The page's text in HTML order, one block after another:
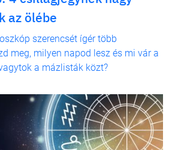
az ölébe
szerencsét ígér több
meg, milyen napod lesz és mi vár a
a mázlisták közt?